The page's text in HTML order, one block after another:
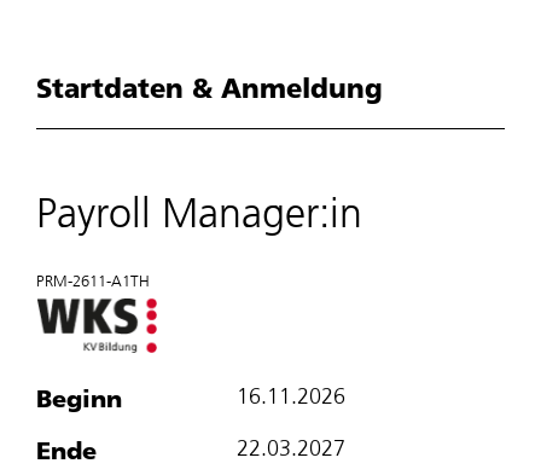
Startdaten & Anmeldung
Payroll Manager:in
PRM-2611-A1TH
Beginn 16.11.2026
Ende 22.03.2027